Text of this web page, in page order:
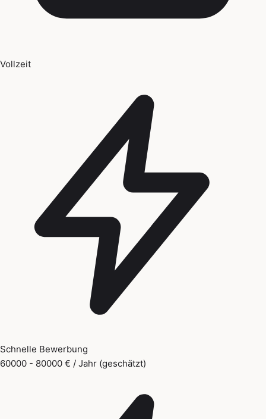
Vollzeit
Schnelle Bewerbung
60000 - 80000 € / Jahr (geschätzt)